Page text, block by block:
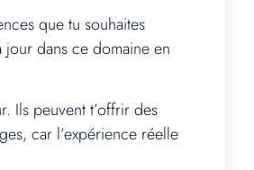
que tu souhaites
dans ce domaine en
Ils peuvent t’offrir des
car l’expérience réelle